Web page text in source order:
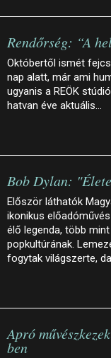
Rendőrség: “A
Októbertől ismét
nap alatt, már ami
ugyanis a REÖK
hatvan éve aktuális…
Bob Dylan:
Először láthatók
ikonikus
élő legenda, több
popkultúrának.
fogytak világszerte,
Apró
ben